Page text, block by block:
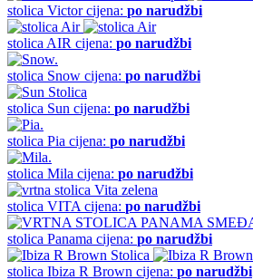
stolica Victor cijena: po narudžbi
stolica AIR cijena: po narudžbi
stolica Snow cijena: po narudžbi
stolica Sun cijena: po narudžbi
stolica Pia cijena: po narudžbi
stolica Mila cijena: po narudžbi
stolica VITA cijena: po narudžbi
stolica Panama cijena: po narudžbi
stolica Ibiza R Brown cijena: po narudžbi